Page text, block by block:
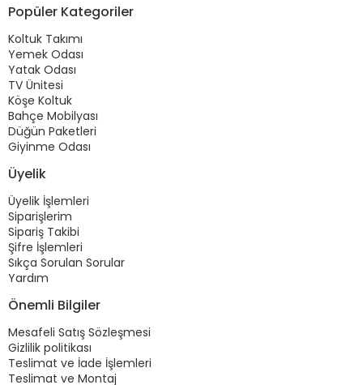
Popüler Kategoriler
Koltuk Takımı
Yemek Odası
Yatak Odası
TV Ünitesi
Köşe Koltuk
Bahçe Mobilyası
Düğün Paketleri
Giyinme Odası
Üyelik
Üyelik İşlemleri
Siparişlerim
Sipariş Takibi
Şifre İşlemleri
Sıkça Sorulan Sorular
Yardım
Önemli Bilgiler
Mesafeli Satış Sözleşmesi
Gizlilik politikası
Teslimat ve İade İşlemleri
Teslimat ve Montaj